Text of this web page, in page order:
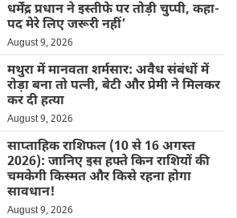
धर्मेंद्र प्रधान ने इस्तीफे पर तोड़ी चुप्पी, कहा-
पद मेरे लिए जरूरी नहीं’
August 9, 2026
मथुरा में मानवता शर्मसार: अवैध संबंधों में
रोड़ा बना तो पत्नी, बेटी और प्रेमी ने मिलकर
कर दी हत्या
August 9, 2026
साप्ताहिक राशिफल (10 से 16 अगस्त
2026): जानिए इस हफ्ते किन राशियों की
चमकेगी किस्मत और किसे रहना होगा
सावधान!
August 9, 2026